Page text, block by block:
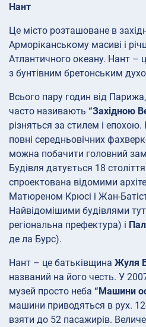
Нант
Це місто розташоване в
Арморіканському масиві і
Атлантичного океану. Нант –
з бунтівним бретонським
Всього пару годин від
часто називають “Західною
різняться за стилем і
повні середньовічних
можна побачити головний
Будівля датується 18
спроектована відомими
Матюреном Крюсі і Жан-
Найвідомішими будівлями
регіональна префектура) і
де ла Бурс).
Нант – це батьківщина Жуля
названий на його честь. У
музей просто неба “Машини
машини приводяться в рух.
взяти до 52 пасажирів.